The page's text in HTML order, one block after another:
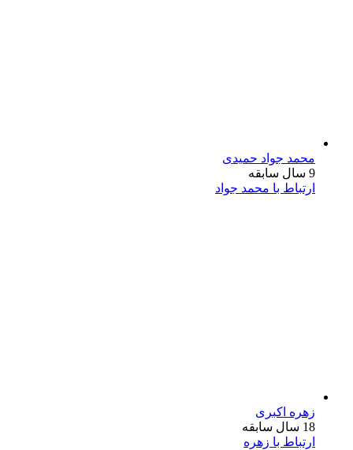
محمد جواد حمیدی
9 سال سابقه
ارتباط با محمد جواد
زهره اکبری
18 سال سابقه
ارتباط با زهره